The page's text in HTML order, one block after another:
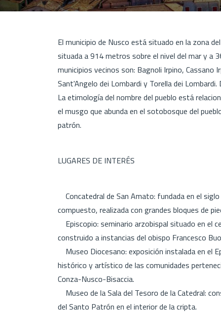
El municipio de Nusco está situado en la zona
situada a 914 metros sobre el nivel del mar y a
municipios vecinos son: Bagnoli Irpino,
Sant'Angelo dei Lombardi y Torella dei
La etimología del nombre del pueblo está
el musgo que abunda en el sotobosque del
patrón.
LUGARES DE INTERÉS
Concatedral de San Amato: fundada en el
compuesto, realizada con grandes bloques de
Episcopio: seminario arzobispal situado en el
construido a instancias del obispo Francesco
Museo Diocesano: exposición instalada en el
histórico y artístico de las comunidades
Conza-Nusco-Bisaccia.
Museo de la Sala del Tesoro de la Catedral:
del Santo Patrón en el interior de la cripta.